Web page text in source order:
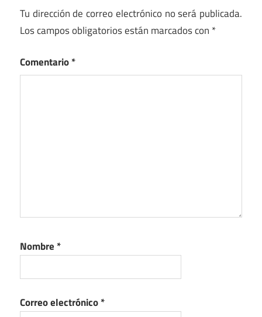
Tu dirección de correo electrónico no será publicada.
Los campos obligatorios están marcados con *
Comentario*
Nombre *
Correo electrónico*